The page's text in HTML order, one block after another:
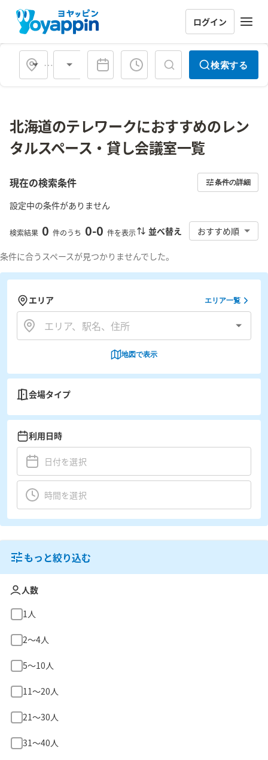
ログイン
会場タイプ 検索する
北海道のテレワークにおすすめのレン
タルスペース・貸し会議室一覧
現在の検索条件 条件の詳細
設定中の条件がありません
検索結果 0 件のうち 0-0 件を表示 並べ替え おすすめ順
条件に合うスペースが見つかりませんでした。
エリア エリア一覧
地図で表示
会場タイプ
利用日時
もっと絞り込む
人数
1人
2〜4人
5〜10人
11〜20人
21〜30人
31〜40人